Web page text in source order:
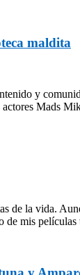
maldita
y
Mads
de la vida.
de mis